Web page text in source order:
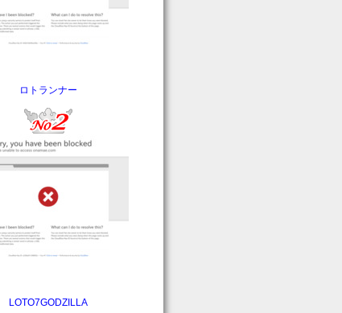
ロトランナー
LOTO7GODZILLA